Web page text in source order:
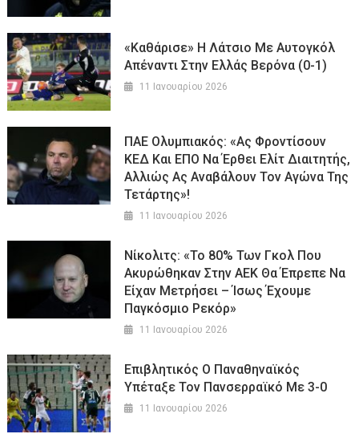
«Καθάρισε» Η Λάτσιο Με Αυτογκόλ
Απέναντι Στην Ελλάς Βερόνα (0-1)
11 Ιανουαρίου 2026
ΠΑΕ Ολυμπιακός: «Ας Φροντίσουν
ΚΕΔ Και ΕΠΟ Να Έρθει Ελίτ Διαιτητής,
Αλλιώς Ας Αναβάλουν Τον Αγώνα Της
Τετάρτης»!
11 Ιανουαρίου 2026
Νίκολιτς: «Το 80% Των Γκολ Που
Ακυρώθηκαν Στην ΑΕΚ Θα Έπρεπε Να
Είχαν Μετρήσει – Ίσως Έχουμε
Παγκόσμιο Ρεκόρ»
11 Ιανουαρίου 2026
Επιβλητικός Ο Παναθηναϊκός
Υπέταξε Τον Πανσερραϊκό Με 3-0
11 Ιανουαρίου 2026